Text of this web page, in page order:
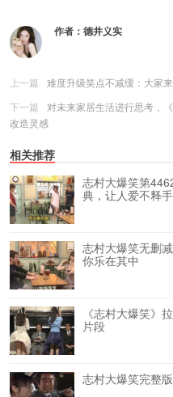
作者： 德井义实
上一篇
难度升级笑点不减缓：大家
下一篇
对未来家居生活进行思考，
改造灵感
相关推荐
志村大爆笑第
典，让人爱不释手
志村大爆笑无删
你乐在其中
《志村大爆笑》
片段
志村大爆笑完整